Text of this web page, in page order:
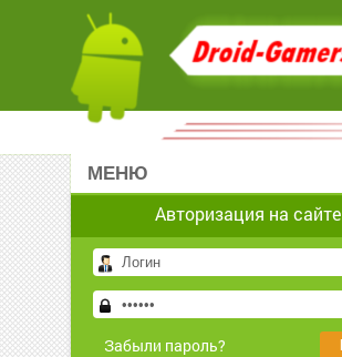
МЕНЮ
Авторизация на сайте
Забыли пароль?